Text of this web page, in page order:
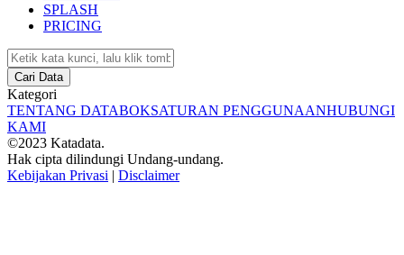
SPLASH
PRICING
Cari Data
Kategori
TENTANG DATABOKSATURAN PENGGUNAANHUBUNGI
KAMI
©2023 Katadata.
Hak cipta dilindungi Undang-undang.
Kebijakan Privasi | Disclaimer